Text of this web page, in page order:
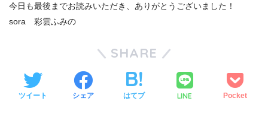
今日も最後までお読みいただき、ありがとうございました！
sora 彩雲ふみの
SHARE
ツイート シェア はてブ LINE Pocket